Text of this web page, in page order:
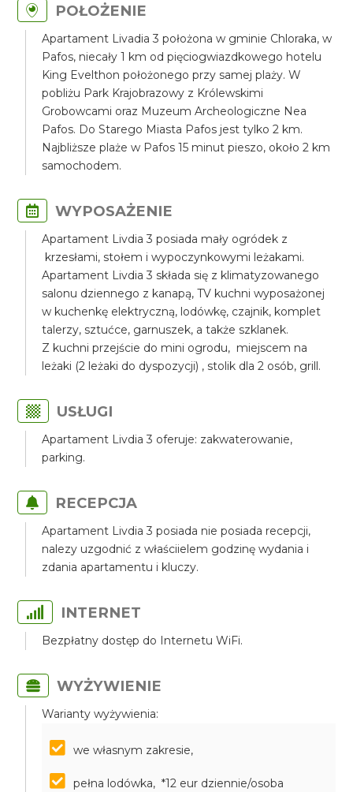
POŁOŻENIE
Apartament Livadia 3 położona w gminie Chloraka, w
Pafos, niecały 1 km od pięciogwiazdkowego hotelu
King Evelthon położonego przy samej plaży. W
pobliżu Park Krajobrazowy z Królewskimi
Grobowcami oraz Muzeum Archeologiczne Nea
Pafos. Do Starego Miasta Pafos jest tylko 2 km.
Najbliższe plaże w Pafos 15 minut pieszo, około 2 km
samochodem.
WYPOSAŻENIE
Apartament Livdia 3 posiada mały ogródek z
krzesłami, stołem i wypoczynkowymi leżakami.
Apartament Livdia 3 składa się z klimatyzowanego
salonu dziennego z kanapą, TV kuchni wyposażonej
w kuchenkę elektryczną, lodówkę, czajnik, komplet
talerzy, sztućce, garnuszek, a także szklanek.
Z kuchni przejście do mini ogrodu, miejscem na
leżaki (2 leżaki do dyspozycji) , stolik dla 2 osób, grill.
USŁUGI
Apartament Livdia 3 oferuje: zakwaterowanie,
parking.
RECEPCJA
Apartament Livdia 3 posiada nie posiada recepcji,
nalezy uzgodnić z właściielem godzinę wydania i
zdania apartamentu i kluczy.
INTERNET
Bezpłatny dostęp do Internetu WiFi.
WYŻYWIENIE
Warianty wyżywienia:
we własnym zakresie,
pełna lodówka, *12 eur dziennie/osoba